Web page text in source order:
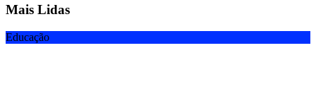
Mais Lidas
Educação